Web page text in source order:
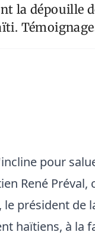
la dépouille
pour
René Préval,
président de
haïtiens, à la